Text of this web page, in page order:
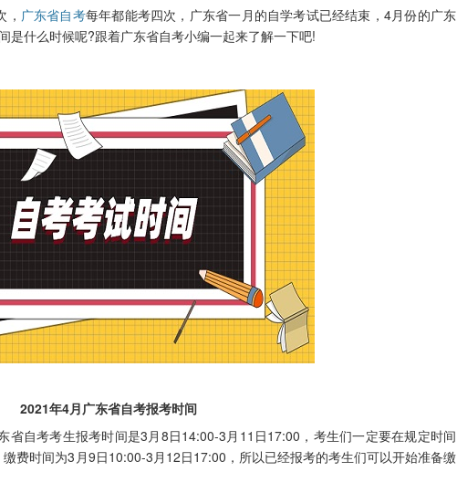
广东省自考每年都能考四次，广东省一月的自学考试已经结束，4月份的广东
是什么时候呢?跟着广东省自考小编一起来了解一下吧!
2021年4月广东省自考报考时间
自考考生报考时间是3月8日14:00-3月11日17:00，考生们一定要在规定时间
费时间为3月9日10:00-3月12日17:00，所以已经报考的考生们可以开始准备缴